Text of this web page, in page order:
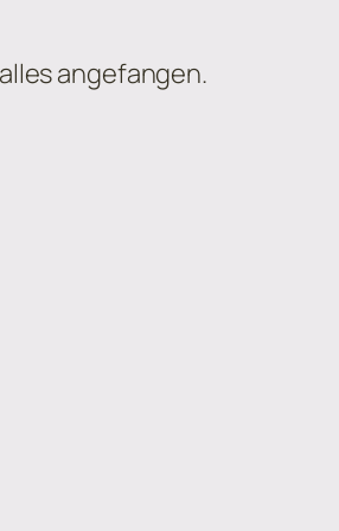
angefangen.